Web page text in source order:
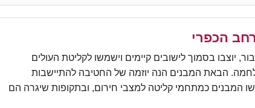
יוצבו בסמוך לישובים קיימים וישמשו לקליטת העולים
הבאת המבנים הנה יוזמה של החטיבה להתיישבות
המבנים כמתחמי קליטה למצבי חירום, ובתקופות שיגרה הם